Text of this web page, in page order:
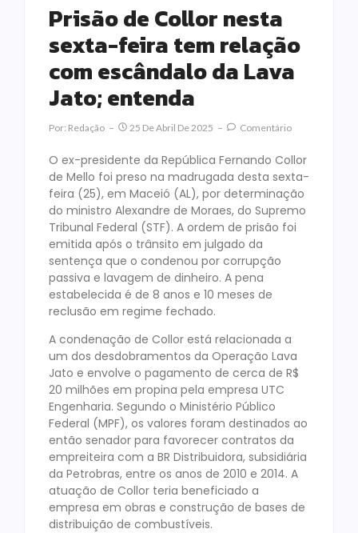
Prisão de Collor nesta
sexta-feira tem relação
com escândalo da Lava
Jato; entenda
Por: Redação 25 De Abril De 2025 Comentário
O ex-presidente da República Fernando Collor
de Mello foi preso na madrugada desta sexta-
feira (25), em Maceió (AL), por determinação
do ministro Alexandre de Moraes, do Supremo
Tribunal Federal (STF). A ordem de prisão foi
emitida após o trânsito em julgado da
sentença que o condenou por corrupção
passiva e lavagem de dinheiro. A pena
estabelecida é de 8 anos e 10 meses de
reclusão em regime fechado.
A condenação de Collor está relacionada a
um dos desdobramentos da Operação Lava
Jato e envolve o pagamento de cerca de R$
20 milhões em propina pela empresa UTC
Engenharia. Segundo o Ministério Público
Federal (MPF), os valores foram destinados ao
então senador para favorecer contratos da
empreiteira com a BR Distribuidora, subsidiária
da Petrobras, entre os anos de 2010 e 2014. A
atuação de Collor teria beneficiado a
empresa em obras e construção de bases de
distribuição de combustíveis.